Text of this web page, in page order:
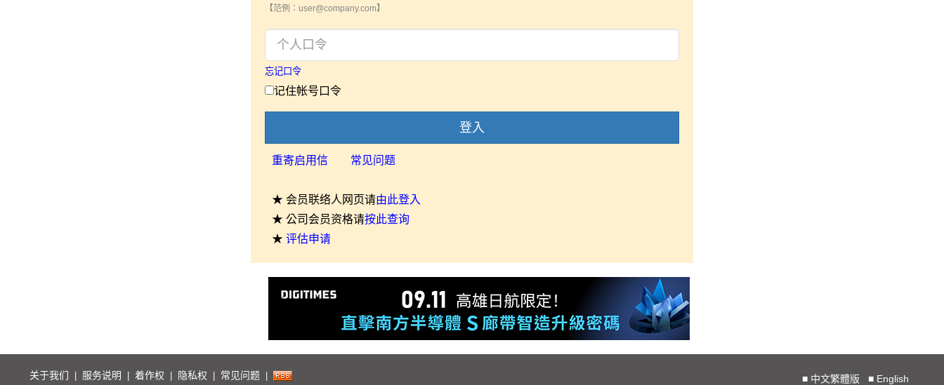
【范例：user@company.com】
忘记口令
记住帐号口令
登入
重寄启用信 常见问题
★ 会员联络人网页请由此登入
★ 公司会员资格请按此查询
★ 评估申请
关于我们 服务说明 着作权 隐私权 常见问题 ■ 中文繁體版 ■ English